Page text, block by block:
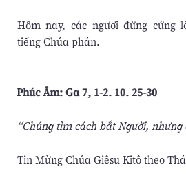
Hôm nay, các ngươi đừng cứng
tiếng Chúa phán.
Phúc Âm: Ga 7, 1-2. 10. 25-30
“Chúng tìm cách bắt Người, nhưng
Tin Mừng Chúa Giêsu Kitô theo